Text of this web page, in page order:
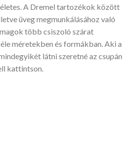
A Dremel tartozékok között
üveg megmunkálásához való
több csiszoló szárat
méretekben és formákban. Aki a
látni szeretné az csupán
kattintson.